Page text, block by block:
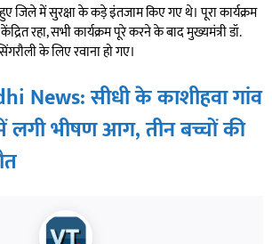
जिले में सुरक्षा के कड़े इंतजाम किए गए थे। पूरा कार्यक्रम
रहा, सभी कार्यक्रम पूरे करने के बाद मुख्यमंत्री डॉ.
के लिए रवाना हो गए।
News: सीधी के काशीहवा गांव
भीषण आग, तीन बच्चों की